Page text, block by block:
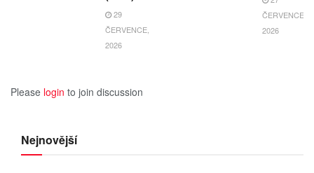
29
ČERVENCE,
2026
ČERVENCE,
2026
Please login to join discussion
Nejnovější